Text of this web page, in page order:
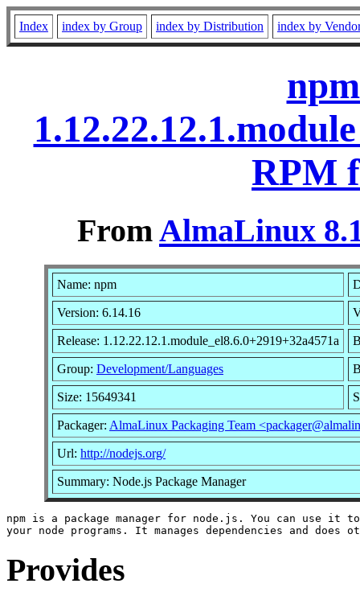
Index index by Group index by Distribution index by
RPM
FromAlmaLinux
Name: npm
Version: 6.14.16
Release: 1.12.22.12.1.module_el8.6.0+2919+32a4571a
Group: Development/Languages
Size: 15649341
Packager: AlmaLinux Packaging Team
Url: http://nodejs.org/
Summary: Node.js Package Manager
npm is a package manager for node.js. You can use it
Provides